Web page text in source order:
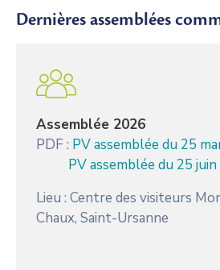
Dernières assemblées
Assemblée 2026
PDF : PV assemblée du 25
PV assemblée du 25 juin
Lieu : Centre des visiteurs
Chaux, Saint-Ursanne